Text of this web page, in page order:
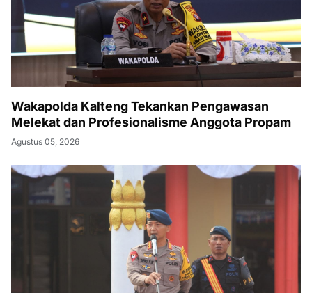
Wakapolda Kalteng Tekankan Pengawasan
Melekat dan Profesionalisme Anggota Propam
Agustus 05, 2026